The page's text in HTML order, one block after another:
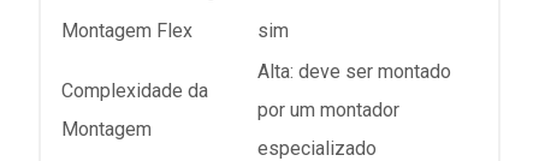
Montagem Flex
sim
Complexidade da
Montagem
Alta: deve ser montado
por um montador
especializado